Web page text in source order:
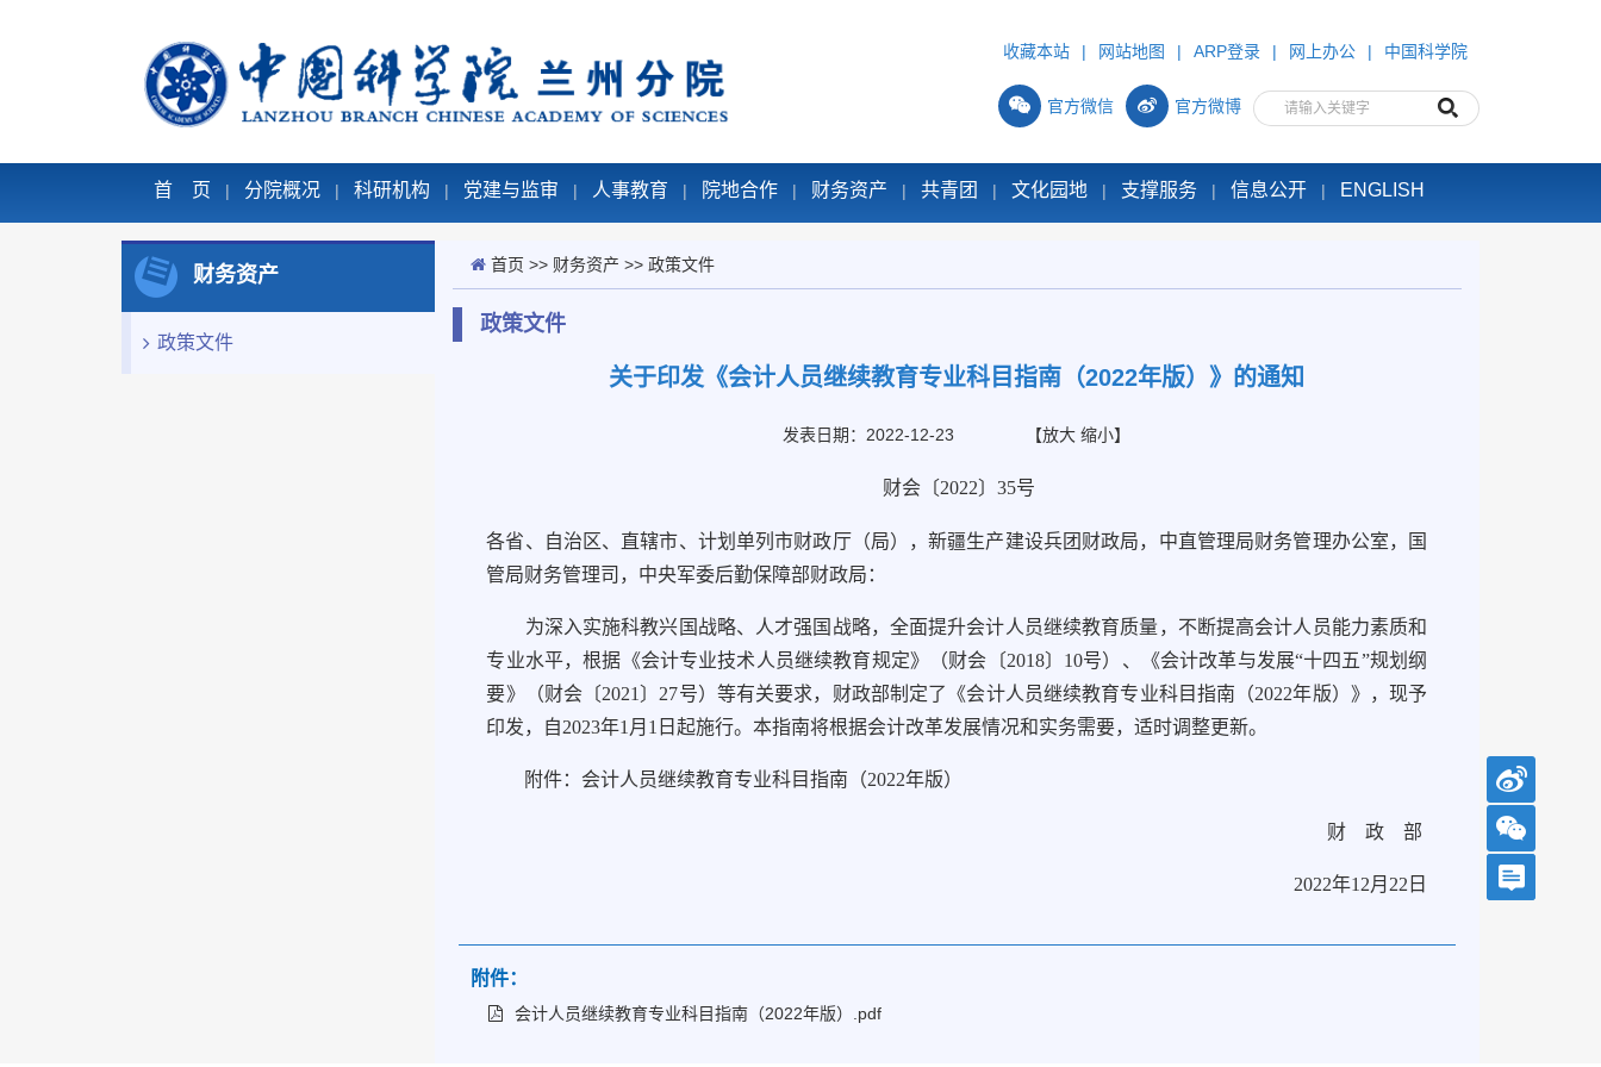
收藏本站 | 网站地图 | ARP登录 | 网上办公 | 中国科学院
官方微信 官方微博
首 页 | 分院概况 | 科研机构 | 党建与监审 | 人事教育 | 院地合作 | 财务资产 | 共青团 | 文化园地 | 支撑服务 | 信息公开 | ENGLISH
财务资产
政策文件
首页 >> 财务资产 >> 政策文件
政策文件
关于印发《会计人员继续教育专业科目指南（2022年版）》的通知
发表日期：2022-12-23 【放大 缩小】
财会〔2022〕35号
各省、自治区、直辖市、计划单列市财政厅（局），新疆生产建设兵团财政局，中直管理局财务管理办公室，国
管局财务管理司，中央军委后勤保障部财政局：
为深入实施科教兴国战略、人才强国战略，全面提升会计人员继续教育质量，不断提高会计人员能力素质和
专业水平，根据《会计专业技术人员继续教育规定》（财会〔2018〕10号）、《会计改革与发展“十四五”规划纲
要》（财会〔2021〕27号）等有关要求，财政部制定了《会计人员继续教育专业科目指南（2022年版）》，现予
印发，自2023年1月1日起施行。本指南将根据会计改革发展情况和实务需要，适时调整更新。
附件：会计人员继续教育专业科目指南（2022年版）
财 政 部
2022年12月22日
附件：
会计人员继续教育专业科目指南（2022年版）.pdf